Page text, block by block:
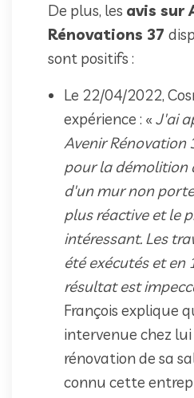
De plus, les avis sur
Rénovations 37
sont positifs :
Le 22/04/2022,
expérience : « J'ai
Avenir Rénovation
pour la démolition
d'un mur non
plus réactive et le
intéressant. Les
été exécutés et en
résultat est
François explique
intervenue chez
rénovation de sa
connu cette